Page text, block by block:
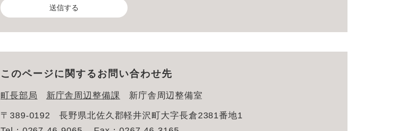
このページに関するお問い合わせ先
町長部局 新庁舎周辺整備課 新庁舎周辺整備室
〒389-0192
長野県北佐久郡軽井沢町大字長倉2381番地1